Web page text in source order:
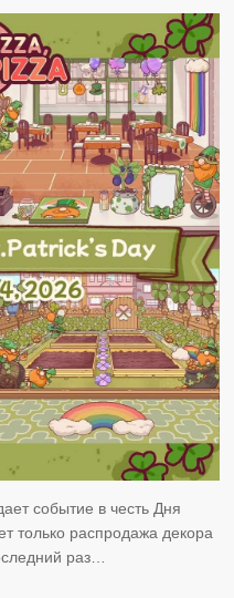
событие в честь Дня
только распродажа декора
раз…